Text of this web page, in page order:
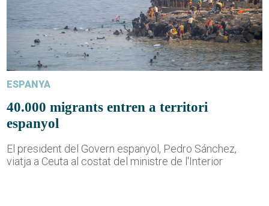
ESPANYA
40.000 migrants entren a territori
espanyol
El president del Govern espanyol, Pedro Sánchez,
viatja a Ceuta al costat del ministre de l'Interior